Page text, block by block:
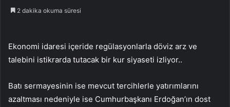
2 dakika okuma süresi
Ekonomi idaresi içeride regülasyonlarla döviz arz ve
talebini istikrarda tutacak bir kur siyaseti izliyor..
Batı sermayesinin ise mevcut tercihlerle yatırımlarını
azaltması nedeniyle ise Cumhurbaşkanı Erdoğan’ın dost